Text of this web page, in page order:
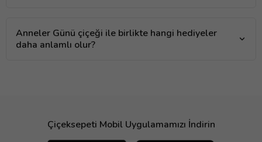
Anneler Günü çiçeği ile birlikte hangi hediyeler
daha anlamlı olur?
Çiçeksepeti Mobil Uygulamamızı İndirin